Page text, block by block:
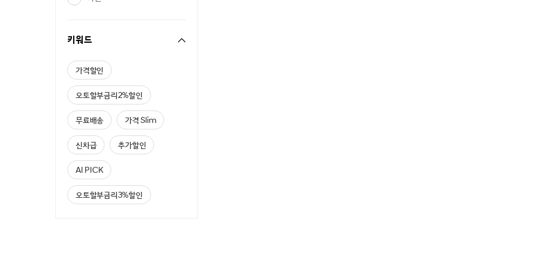
키워드
가격할인
오토할부금리2%할인
무료배송 가격 Slim
신차급 추가할인
AI PICK
오토할부금리3%할인